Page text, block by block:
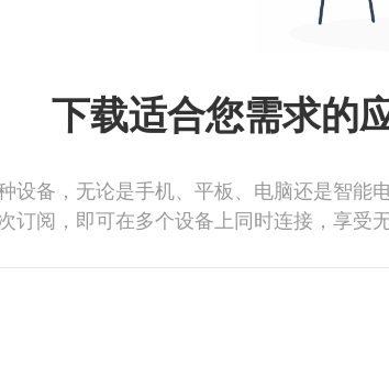
下载适合您需求的
设备，无论是手机、平板、电脑还是智能
订阅，即可在多个设备上同时连接，享受